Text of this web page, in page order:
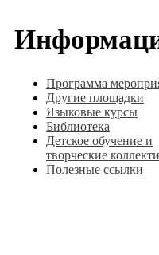
Программа
Другие площадки
Языковые курсы
Библиотека
Детское обучение и
творческие
Полезные ссылки